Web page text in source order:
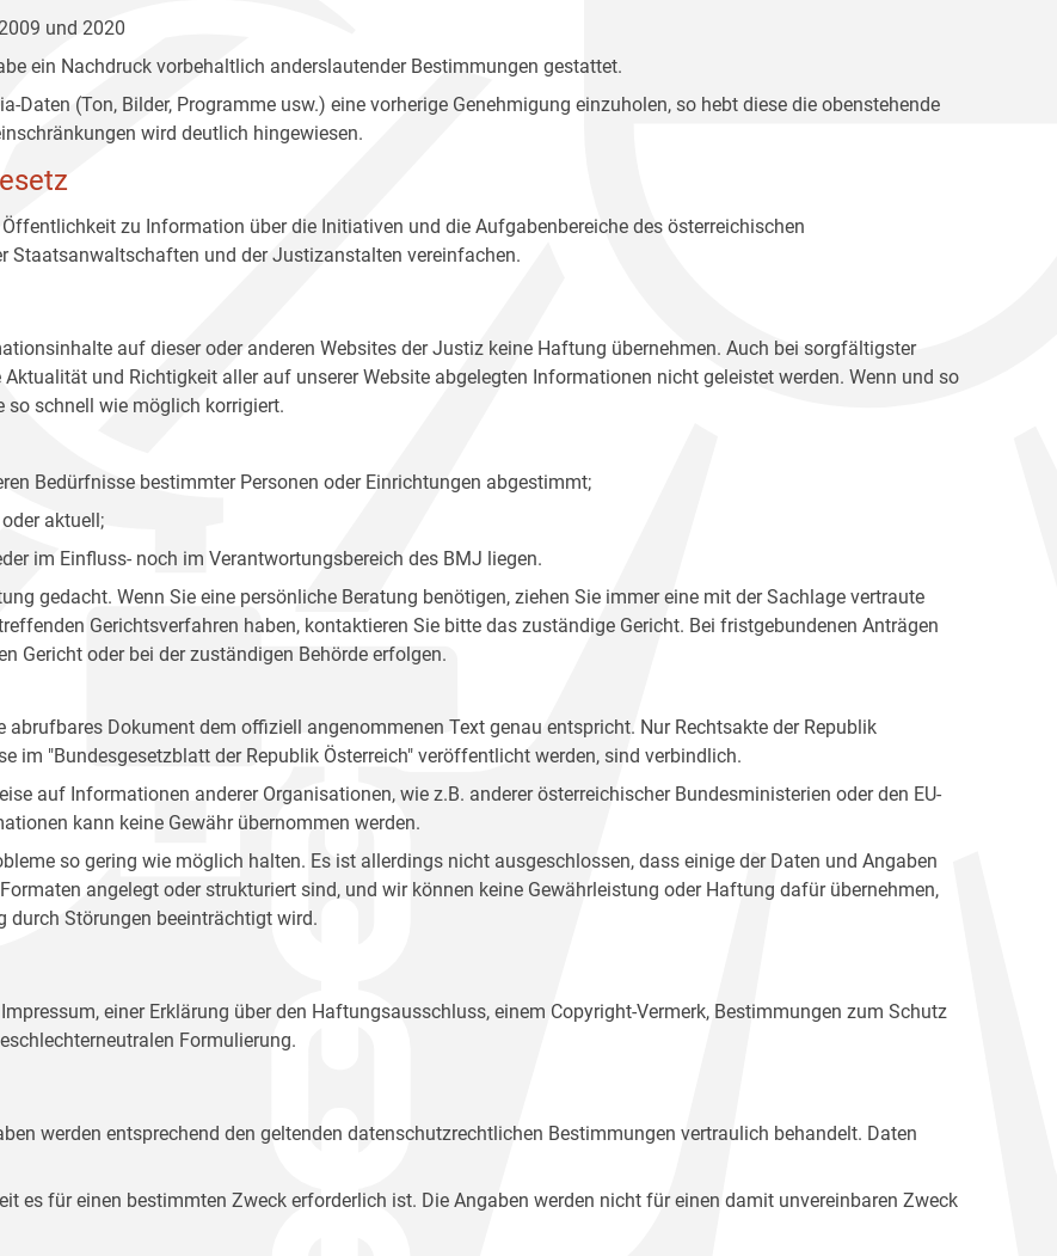
und 2020
ein Nachdruck vorbehaltlich anderslautender Bestimmungen gestattet.
Daten (Ton, Bilder, Programme usw.) eine vorherige Genehmigung einzuholen, so hebt diese die obenstehende
wird deutlich hingewiesen.
zu Information über die Initiativen und die Aufgabenbereiche des österreichischen
Staatsanwaltschaften und der Justizanstalten vereinfachen.
auf dieser oder anderen Websites der Justiz keine Haftung übernehmen. Auch bei sorgfältigster
und Richtigkeit aller auf unserer Website abgelegten Informationen nicht geleistet werden. Wenn und so
so schnell wie möglich korrigiert.
Bedürfnisse bestimmter Personen oder Einrichtungen abgestimmt;
aktuell;
im Einfluss- noch im Verantwortungsbereich des BMJ liegen.
gedacht. Wenn Sie eine persönliche Beratung benötigen, ziehen Sie immer eine mit der Sachlage vertraute
Gerichtsverfahren haben, kontaktieren Sie bitte das zuständige Gericht. Bei fristgebundenen Anträgen
Gericht oder bei der zuständigen Behörde erfolgen.
Dokument dem offiziell angenommenen Text genau entspricht. Nur Rechtsakte der Republik
im "Bundesgesetzblatt der Republik Österreich" veröffentlicht werden, sind verbindlich.
auf Informationen anderer Organisationen, wie z.B. anderer österreichischer Bundesministerien oder den EU-
kann keine Gewähr übernommen werden.
so gering wie möglich halten. Es ist allerdings nicht ausgeschlossen, dass einige der Daten und Angaben
angelegt oder strukturiert sind, und wir können keine Gewährleistung oder Haftung dafür übernehmen,
durch Störungen beeinträchtigt wird.
einer Erklärung über den Haftungsausschluss, einem Copyright-Vermerk, Bestimmungen zum Schutz
Formulierung.
werden entsprechend den geltenden datenschutzrechtlichen Bestimmungen vertraulich behandelt. Daten
es für einen bestimmten Zweck erforderlich ist. Die Angaben werden nicht für einen damit unvereinbaren Zweck